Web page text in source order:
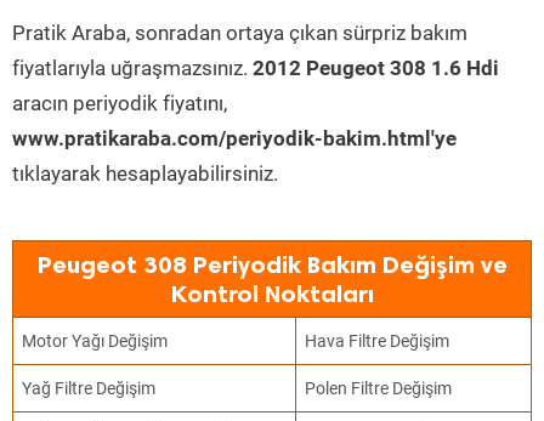
Pratik Araba, sonradan ortaya çıkan sürpriz bakım
fiyatlarıyla uğraşmazsınız. 2012 Peugeot 308 1.6 Hdi
aracın periyodik fiyatını,
www.pratikaraba.com/periyodik-bakim.html'ye
tıklayarak hesaplayabilirsiniz.
Peugeot 308 Periyodik Bakım Değişim ve
Kontrol Noktaları
Motor Yağı Değişim Hava Filtre Değişim
Yağ Filtre Değişim Polen Filtre Değişim